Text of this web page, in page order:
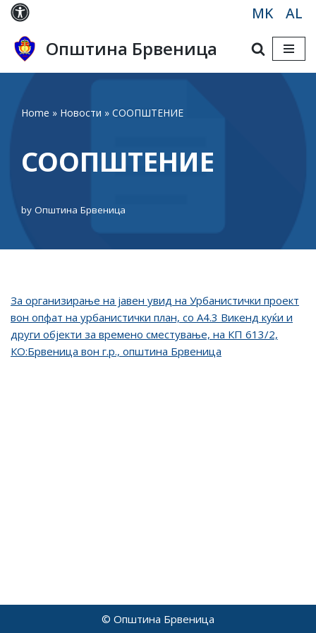
Skip
to
content
MK AL
Општина Брвеница
Home » Новости » СООПШТЕНИЕ
СООПШТЕНИЕ
by Општина Брвеница
Зa oрганизирање нa јавен увид на Урбанистички проект
вон опфат на урбанистички план, со А4.3 Викенд куќи и
други објекти за времено сместување, на КП 613/2,
КО:Брвеница вон г.р., општина Брвеница
© Општина Брвеница